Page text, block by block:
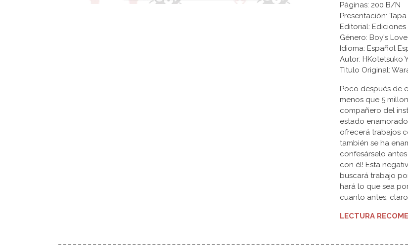
Páginas: 200 B/N
Presentación:
Editorial:
Género: Boy's
Idioma: Español
Autor: HKotetsuko
Titulo Original:
Poco después de
menos que 5
compañero del
estado
ofrecerá trabajos
también se ha
confesárselo
con él! Esta
buscará trabajo
hará lo que sea
cuanto antes,
LECTURA